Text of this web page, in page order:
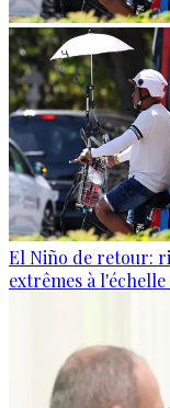
El Niño de retour:
extrêmes à